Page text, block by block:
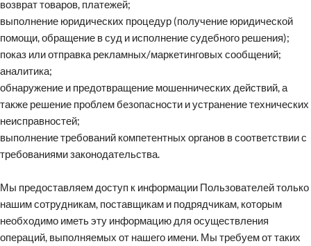
возврат товаров, платежей;
выполнение юридических процедур (получение юридической
помощи, обращение в суд и исполнение судебного решения);
показ или отправка рекламных/маркетинговых сообщений;
аналитика;
обнаружение и предотвращение мошеннических действий, а
также решение проблем безопасности и устранение технических
неисправностей;
выполнение требований компетентных органов в соответствии с
требованиями законодательства.
Мы предоставляем доступ к информации Пользователей только
нашим сотрудникам, поставщикам и подрядчикам, которым
необходимо иметь эту информацию для осуществления
операций, выполняемых от нашего имени. Мы требуем от таких